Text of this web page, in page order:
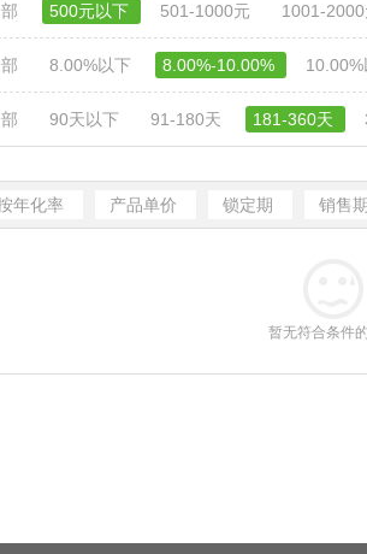
500元以下 501-1000元 1001-
8.00%以下 8.00%-10.00%
90天以下 91-180天 181-360天
年化率 产品单价 锁定期 销售
暂无符合条件